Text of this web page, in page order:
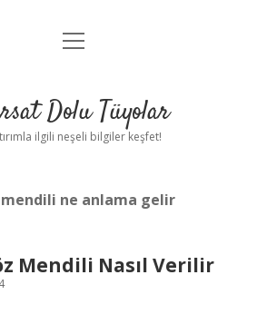
Gizlilik Politikası
Yasal Uyarı
menüyü
Dolu Tüyolar
ilgili neşeli bilgiler keşfet!
ne anlama gelir
Mendili Nasıl Verilir